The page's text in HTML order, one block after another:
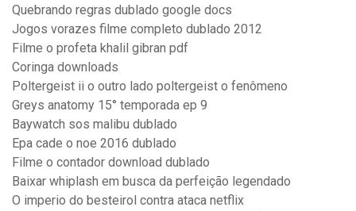
Quebrando regras dublado google docs
Jogos vorazes filme completo dublado 2012
Filme o profeta khalil gibran pdf
Coringa downloads
Poltergeist ii o outro lado poltergeist o fenômeno
Greys anatomy 15° temporada ep 9
Baywatch sos malibu dublado
Epa cade o noe 2016 dublado
Filme o contador download dublado
Baixar whiplash em busca da perfeição legendado
O imperio do besteirol contra ataca netflix